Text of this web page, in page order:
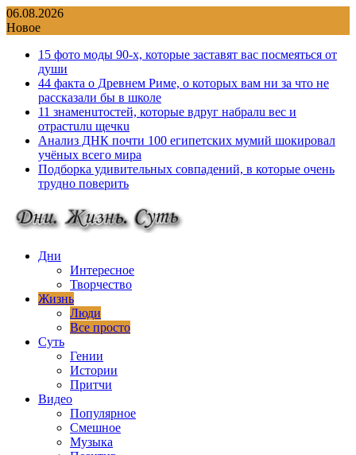
Перейти
к
06.08.2026
Новое
15 фото моды 90-х, которые заставят вас посмеяться от
души
44 факта о Древнем Риме, о которых вам ни за что не
рассказали бы в школе
11 знаменuтостей, которые вдруг набралu вес и
отрастuлu щечкu
Анализ ДНК почти 100 египетских мумий шокировал
учёных всего мира
Подборка удивительных совпадений, в которые очень
трудно поверить
Дни
Интересное
Творчество
Жизнь
Люди
Все просто
Суть
Гении
Истории
Притчи
Видео
Популярное
Смешное
Музыка